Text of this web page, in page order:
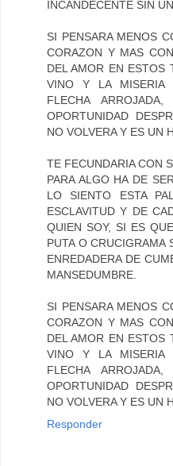
INCANDECENTE SIN
SI PENSARA MENOS
CORAZON Y MAS
DEL AMOR EN ESTOS
VINO Y LA MISERIA
FLECHA
OPORTUNIDAD
NO VOLVERA Y ES UN
TE FECUNDARIA CON
PARA ALGO HA DE
LO SIENTO ESTA
ESCLAVITUD Y DE
QUIEN SOY, SI ES
PUTA O CRUCIGRAMA
ENREDADERA DE
MANSEDUMBRE.
SI PENSARA MENOS
CORAZON Y MAS
DEL AMOR EN ESTOS
VINO Y LA MISERIA
FLECHA
OPORTUNIDAD
NO VOLVERA Y ES UN
Responder